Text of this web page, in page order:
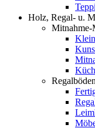
Holz, Regal- u.
Mitnahme-